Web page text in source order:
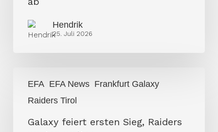
Hendrik
25. Juli 2026
EFA EFA News Frankfurt Galaxy
Raiders Tirol
feiert
ersten
Galaxy feiert ersten Sieg, Raiders